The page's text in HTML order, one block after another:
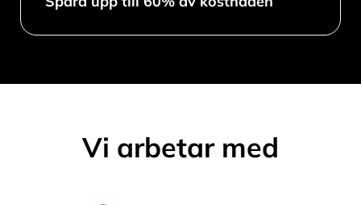
Vi arbetar med